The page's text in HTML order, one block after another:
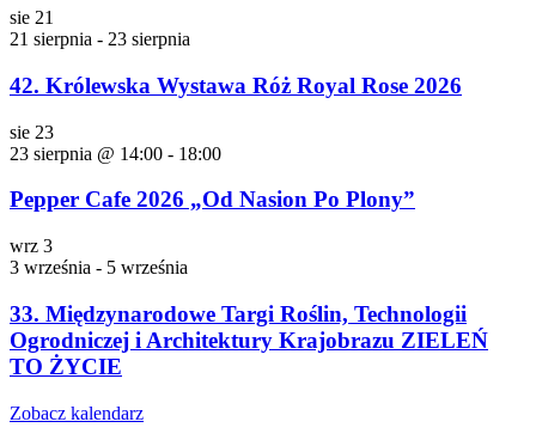
sie 21
21 sierpnia - 23 sierpnia
42. Królewska Wystawa Róż Royal Rose 2026
sie 23
23 sierpnia @ 14:00 - 18:00
Pepper Cafe 2026 „Od Nasion Po Plony”
wrz 3
3 września - 5 września
33. Międzynarodowe Targi Roślin, Technologii
Ogrodniczej i Architektury Krajobrazu ZIELEŃ
TO ŻYCIE
Zobacz kalendarz